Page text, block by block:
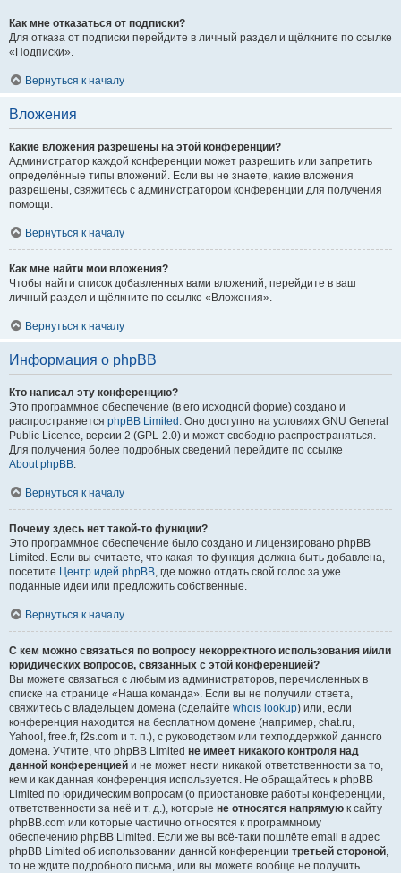
Как мне отказаться от подписки?
Для отказа от подписки перейдите в личный раздел и щёлкните по ссылке
«Подписки».
Вернуться к началу
Вложения
Какие вложения разрешены на этой конференции?
Администратор каждой конференции может разрешить или запретить
определённые типы вложений. Если вы не знаете, какие вложения
разрешены, свяжитесь с администратором конференции для получения
помощи.
Вернуться к началу
Как мне найти мои вложения?
Чтобы найти список добавленных вами вложений, перейдите в ваш
личный раздел и щёлкните по ссылке «Вложения».
Вернуться к началу
Информация о phpBB
Кто написал эту конференцию?
Это программное обеспечение (в его исходной форме) создано и
распространяется phpBB Limited . Оно доступно на условиях GNU General
Public Licence, версии 2 (GPL-2.0) и может свободно распространяться.
Для получения более подробных сведений перейдите по ссылке
About phpBB.
Вернуться к началу
Почему здесь нет такой-то функции?
Это программное обеспечение было создано и лицензировано phpBB
Limited. Если вы считаете, что какая-то функция должна быть добавлена,
посетите Центр идей phpBB, где можно отдать свой голос за уже
поданные идеи или предложить собственные.
Вернуться к началу
С кем можно связаться по вопросу некорректного использования и/или
юридических вопросов, связанных с этой конференцией?
Вы можете связаться с любым из администраторов, перечисленных в
списке на странице «Наша команда». Если вы не получили ответа,
свяжитесь с владельцем домена (сделайте whois lookup) или, если
конференция находится на бесплатном домене (например, chat.ru,
Yahoo!, free.fr, f2s.com и т. п.), с руководством или техподдержкой данного
домена. Учтите, что phpBB Limited не имеет никакого контроля над
данной конференцией и не может нести никакой ответственности за то,
кем и как данная конференция используется. Не обращайтесь к phpBB
Limited по юридическим вопросам (о приостановке работы конференции,
ответственности за неё и т. д.), которые не относятся напрямую к сайту
phpBB.com или которые частично относятся к программному
обеспечению phpBB Limited. Если же вы всё-таки пошлёте email в адрес
phpBB Limited об использовании данной конференции третьей стороной,
то не ждите подробного письма, или вы можете вообще не получить